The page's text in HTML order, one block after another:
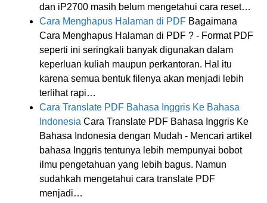
dan iP2700 masih belum mengetahui cara reset…
Cara Menghapus Halaman di PDF Bagaimana
Cara Menghapus Halaman di PDF ? - Format PDF
seperti ini seringkali banyak digunakan dalam
keperluan kuliah maupun perkantoran. Hal itu
karena semua bentuk filenya akan menjadi lebih
terlihat rapi…
Cara Translate PDF Bahasa Inggris Ke Bahasa
Indonesia Cara Translate PDF Bahasa Inggris Ke
Bahasa Indonesia dengan Mudah - Mencari artikel
bahasa Inggris tentunya lebih mempunyai bobot
ilmu pengetahuan yang lebih bagus. Namun
sudahkah mengetahui cara translate PDF
menjadi…